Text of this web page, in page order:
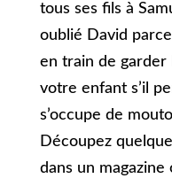
tous ses fils à
oublié David
en train de garder
votre enfant s’il
s’occupe de
Découpez
dans un